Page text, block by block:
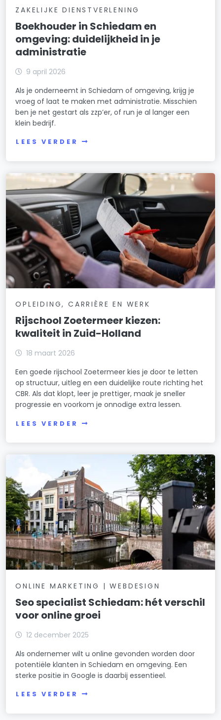
ZAKELIJKE DIENSTVERLENING
Boekhouder in Schiedam en
omgeving: duidelijkheid in je
administratie
9 april 2026
Als je onderneemt in Schiedam of omgeving, krijg je
vroeg of laat te maken met administratie. Misschien
ben je net gestart als zzp’er, of run je al langer een
klein bedrijf.
LEES VERDER
OPLEIDING, CARRIÈRE EN WERK
Rijschool Zoetermeer kiezen:
kwaliteit in Zuid-Holland
18 maart 2026
Een goede rijschool Zoetermeer kies je door te letten
op structuur, uitleg en een duidelijke route richting het
CBR. Als dat klopt, leer je prettiger, maak je sneller
progressie en voorkom je onnodige extra lessen.
LEES VERDER
ONLINE MARKETING | WEBDESIGN
Seo specialist Schiedam: hét verschil
voor online groei
12 december 2025
Als ondernemer wilt u online gevonden worden door
potentiële klanten in Schiedam en omgeving. Een
sterke positie in Google is daarbij essentieel.
LEES VERDER